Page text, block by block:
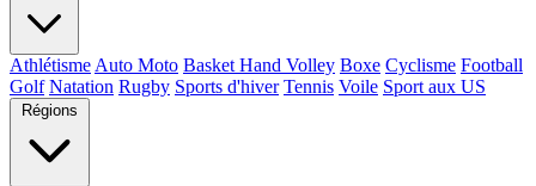
Athlétisme Auto Moto Basket Hand Volley Boxe Cyclisme Football
Golf Natation Rugby Sports d'hiver Tennis Voile Sport aux US
Régions